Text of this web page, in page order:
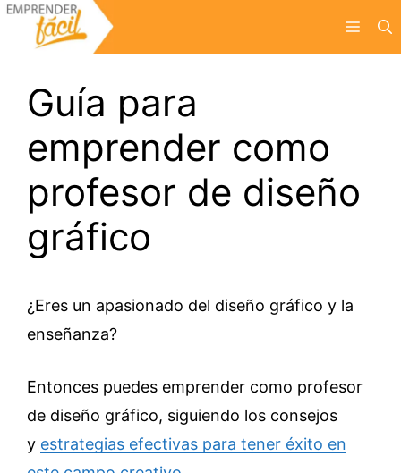
Saltar
Menú
Guía para
emprender como
profesor de diseño
gráfico
¿Eres un apasionado del diseño gráfico y la
enseñanza?
Entonces puedes emprender como profesor
de diseño gráfico, siguiendo los consejos
y estrategias efectivas para tener éxito en